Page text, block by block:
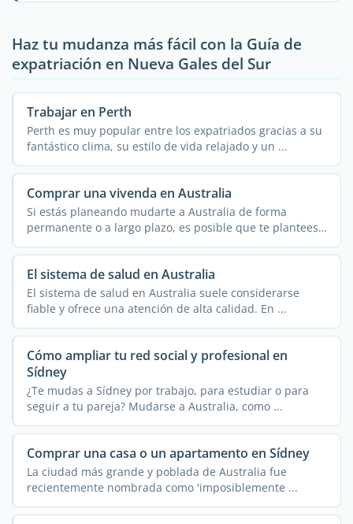
Haz tu mudanza más fácil con la Guía de
expatriación en Nueva Gales del Sur
Trabajar en Perth
Perth es muy popular entre los expatriados gracias a su
fantástico clima, su estilo de vida relajado y un ...
Comprar una vivenda en Australia
Si estás planeando mudarte a Australia de forma
permanente o a largo plazo, es posible que te plantees
...
El sistema de salud en Australia
El sistema de salud en Australia suele considerarse
fiable y ofrece una atención de alta calidad. En ...
Cómo ampliar tu red social y profesional en
Sídney
¿Te mudas a Sídney por trabajo, para estudiar o para
seguir a tu pareja? Mudarse a Australia, como ...
Comprar una casa o un apartamento en Sídney
La ciudad más grande y poblada de Australia fue
recientemente nombrada como 'imposiblemente ...